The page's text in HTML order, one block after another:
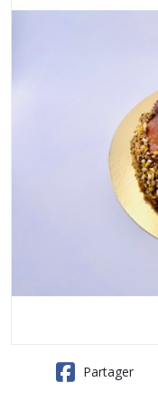
Partager